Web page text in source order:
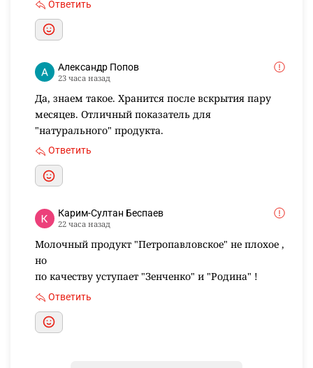
Ответить
Александр Попов
23 часа назад
Да, знаем такое. Хранится после вскрытия пару
месяцев. Отличный показатель для
"натурального" продукта.
Ответить
Карим-Султан Беспаев
22 часа назад
Молочный продукт "Петропавловское" не плохое ,
но
по качеству уступает "Зенченко" и "Родина" !
Ответить